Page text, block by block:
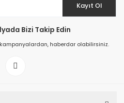
Tutkalı 500 gr
Kayıt Ol
Bizi Takip Edin
haberdar olabilirsiniz.